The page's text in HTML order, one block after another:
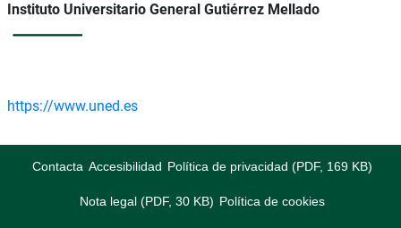
Instituto Universitario General Gutiérrez Mellado
https://www.uned.es
Contacta Accesibilidad Política de privacidad (PDF, 169 KB)
Nota legal (PDF, 30 KB) Política de cookies